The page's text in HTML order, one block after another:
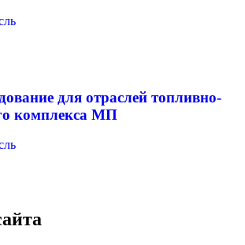
для отраслей топливно-
комплекса МП